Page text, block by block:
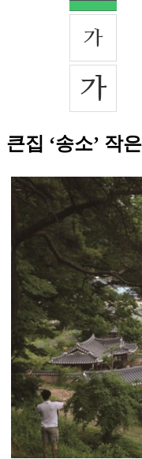
큰집 ‘송소’ 작